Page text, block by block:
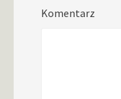
Komentarz